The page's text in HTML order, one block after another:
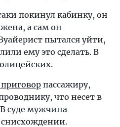
покинул кабинку, он
а сам он
пытался уйти,
ему это сделать. В
пассажиру,
что несет в
суде мужчина
снисхождении.